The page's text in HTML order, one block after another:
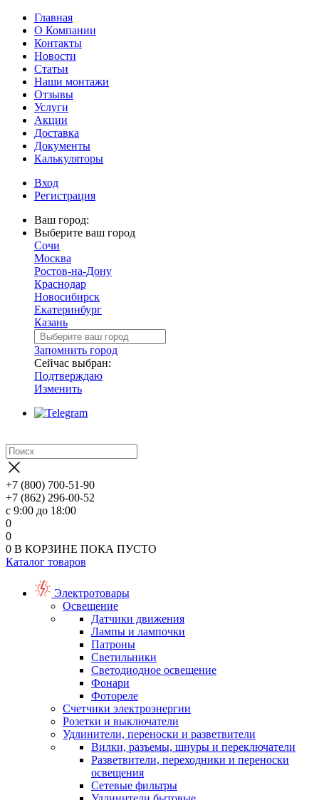
Главная
О Компании
Контакты
Новости
Статьи
Наши монтажи
Отзывы
Услуги
Акции
Доставка
Документы
Калькуляторы
Вход
Регистрация
Ваш город:
Выберите ваш город
Сочи
Москва
Ростов-на-Дону
Краснодар
Новосибирск
Екатеринбург
Казань
Запомнить город
Сейчас выбран:
Подтверждаю
Изменить
+7 (800) 700-51-90
+7 (862) 296-00-52
с 9:00 до 18:00
0
0
0 В КОРЗИНЕ ПОКА ПУСТО
Каталог товаров
Электротовары
Освещение
Датчики движения
Лампы и лампочки
Патроны
Светильники
Светодиодное освещение
Фонари
Фотореле
Счетчики электроэнергии
Розетки и выключатели
Удлинители, переноски и разветвители
Вилки, разъемы, шнуры и переключатели
Разветвители, переходники и переноски
освещения
Сетевые фильтры